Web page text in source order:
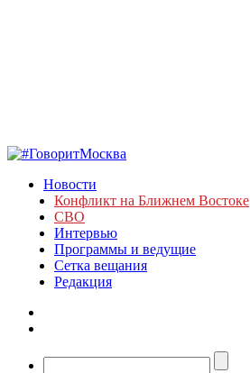
Новости
Конфликт на Ближнем Востоке
СВО
Интервью
Программы и ведущие
Сетка вещания
Редакция